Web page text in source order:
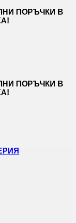
ПОРЪЧКИ В
ПОРЪЧКИ В